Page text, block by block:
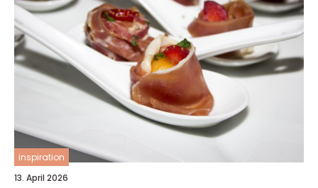
inspiration
13. April 2026